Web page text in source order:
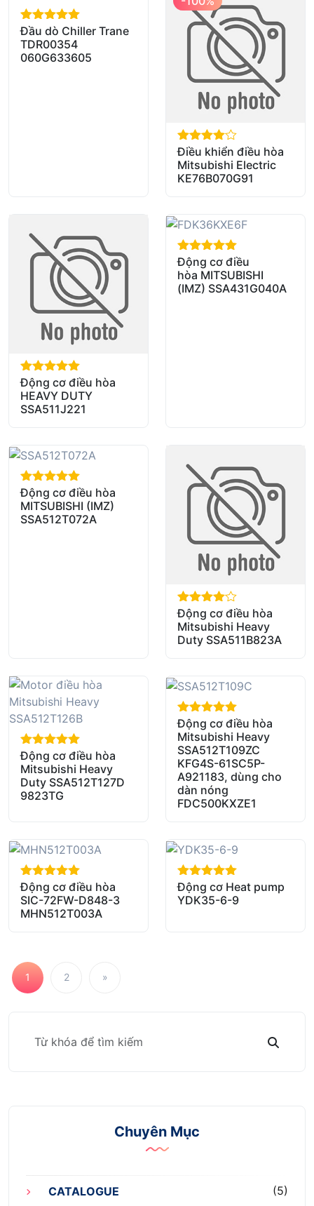
out of 5
Đầu dò Chiller Trane
TDR00354
060G633605
out of 5
Điều khiển điều hòa
Mitsubishi Electric
KE76B070G91
out of 5
Động cơ điều hòa
HEAVY DUTY
SSA511J221
out of 5
Động cơ điều
hòa MITSUBISHI
(IMZ) SSA431G040A
out of 5
Động cơ điều hòa
MITSUBISHI (IMZ)
SSA512T072A
out of 5
Động cơ điều hòa
Mitsubishi Heavy
Duty SSA511B823A
out of 5
Động cơ điều hòa
Mitsubishi Heavy
Duty SSA512T127D
9823TG
out of 5
Động cơ điều hòa
Mitsubishi Heavy
SSA512T109ZC
KFG4S-61SC5P-
A921183, dùng cho
dàn nóng
FDC500KXZE1
out of 5
Động cơ điều hòa
SIC-72FW-D848-3
MHN512T003A
out of 5
Động cơ Heat pump
YDK35-6-9
1 2 »
Chuyên Mục
CATALOGUE (5)